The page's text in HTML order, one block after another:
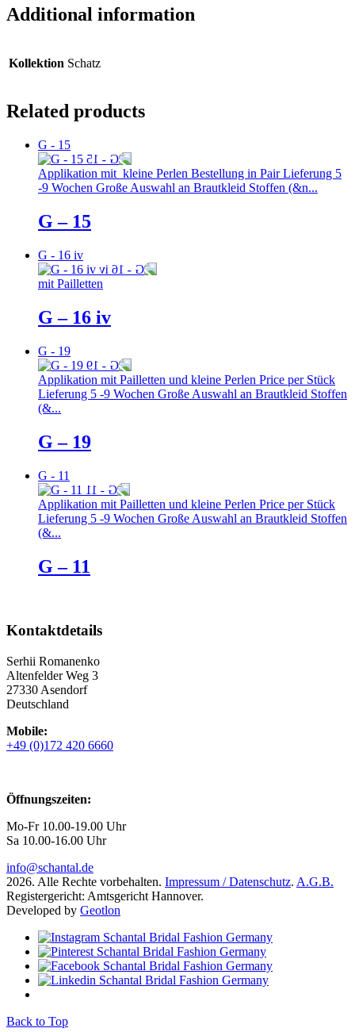
Additional information
Kollektion Schatz
Related products
G - 15
Applikation mit kleine Perlen Bestellung in Pair Lieferung 5
-9 Wochen Große Auswahl an Brautkleid Stoffen (&n...
G – 15
G - 16 iv
mit Pailletten
G – 16 iv
G - 19
Applikation mit Pailletten und kleine Perlen Price per Stück
Lieferung 5 -9 Wochen Große Auswahl an Brautkleid Stoffen
(&...
G – 19
G - 11
Applikation mit Pailletten und kleine Perlen Price per Stück
Lieferung 5 -9 Wochen Große Auswahl an Brautkleid Stoffen
(&...
G – 11
Kontaktdetails
Serhii Romanenko
Altenfelder Weg 3
27330 Asendorf
Deutschland
Mobile:
+49 (0)172 420 6660
Öffnungszeiten:
Mo-Fr 10.00-19.00 Uhr
Sa 10.00-16.00 Uhr
info@schantal.de
2026. Alle Rechte vorbehalten. Impressum / Datenschutz. A.G.B.
Registergericht: Amtsgericht Hannover.
Developed by Geotlon
Back to Top